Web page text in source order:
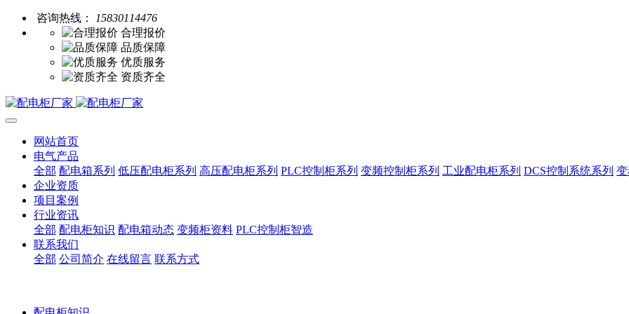
咨询热线：
15830114476
合理报价
品质保障
优质服务
资质齐全
网站首页
电气产品
全部 配电箱系列 低压配电柜系列 高压配电柜系列 PLC控制柜系列 变频控制柜系列 工业配电柜系列 DCS控制系统系列
企业资质
项目案例
行业资讯
全部 配电柜知识 配电箱动态 变频柜资料 PLC控制柜智造
联系我们
全部 公司简介 在线留言 联系方式